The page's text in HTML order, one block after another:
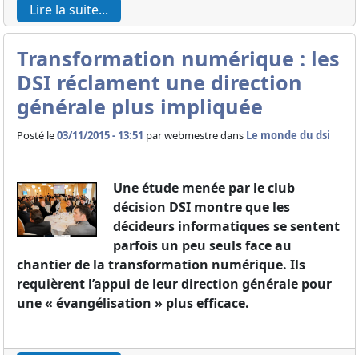
Lire la suite...
Transformation numérique : les
DSI réclament une direction
générale plus impliquée
Posté le03/11/2015 - 13:51 parwebmestre dans Le monde du dsi
Une étude menée par le club
décision DSI montre que les
décideurs informatiques se sentent
parfois un peu seuls face au
chantier de la transformation numérique. Ils
requièrent l’appui de leur direction générale pour
une « évangélisation » plus efficace.